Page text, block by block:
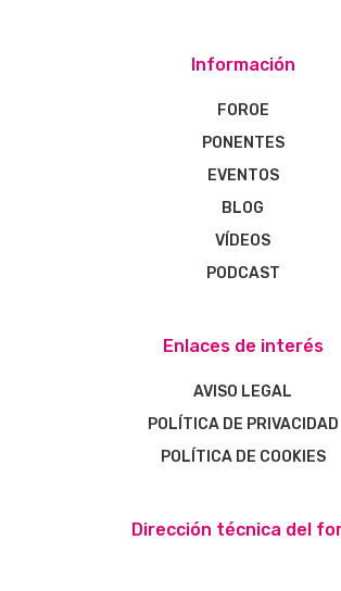
Información
FOROE
PONENTES
EVENTOS
BLOG
VÍDEOS
PODCAST
Enlaces de interés
AVISO LEGAL
POLÍTICA DE PRIVACIDAD
POLÍTICA DE COOKIES
Dirección técnica del